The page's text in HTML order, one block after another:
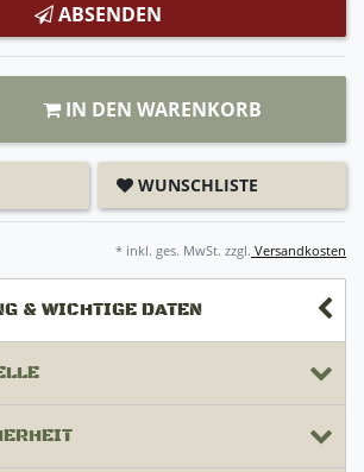
ABSENDEN
IN DEN WARENKORB
WUNSCHLISTE
* inkl. ges. MwSt. zzgl. Versandkosten
& WICHTIGE DATEN